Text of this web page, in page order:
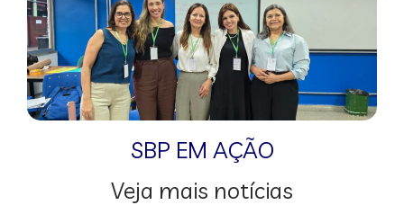
SBP EM AÇÃO
Veja mais notícias